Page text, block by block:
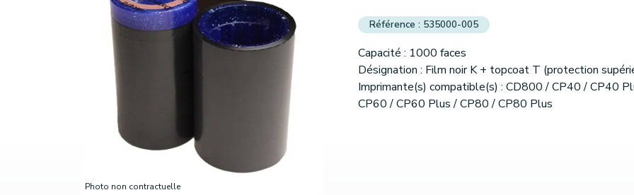
Photo non contractuelle
535000-005
Capacité : 1000 faces
Désignation : Film noir K + topcoat T (protection
Imprimante(s) compatible(s) : CD800 / CP40 / CP40
CP60 / CP60 Plus / CP80 / CP80 Plus